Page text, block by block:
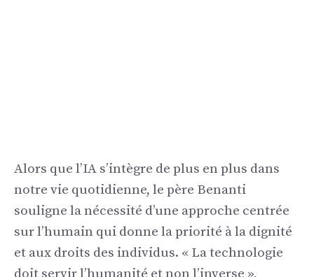
Alors que l’IA s’intègre de plus en plus dans
notre vie quotidienne, le père Benanti
souligne la nécessité d’une approche centrée
sur l’humain qui donne la priorité à la dignité
et aux droits des individus. « La technologie